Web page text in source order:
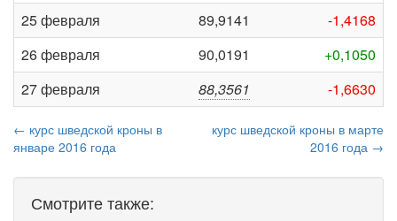
25 февраля
89,9141
-1,4168
26 февраля
90,0191
+0,1050
27 февраля
88,3561 -1,6630
← курс шведской кроны в
январе 2016 года
курс шведской кроны в марте
2016 года →
Смотрите также: